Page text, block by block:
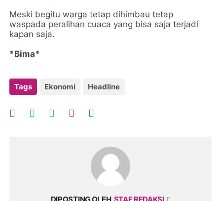
Meski begitu warga tetap dihimbau tetap
waspada peralihan cuaca yang bisa saja terjadi
kapan saja.
*Bima*
Tags Ekonomi Headline